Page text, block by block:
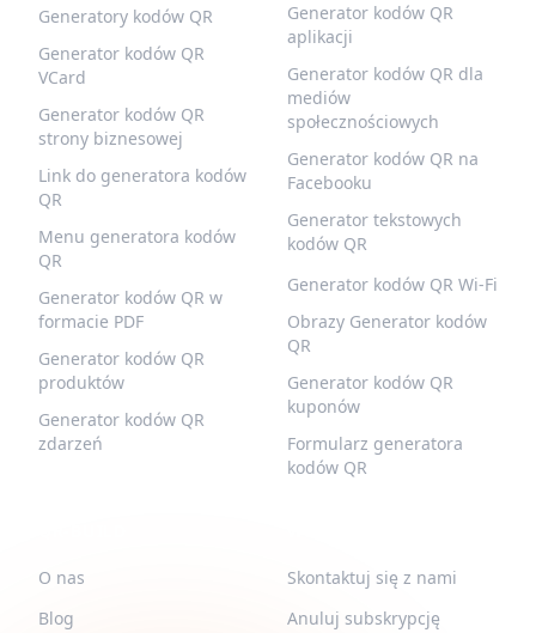
Generatory kodów QR
Generator kodów QR
VCard
Generator kodów QR
strony biznesowej
Link do generatora kodów
QR
Menu generatora kodów
QR
Generator kodów QR w
formacie PDF
Generator kodów QR
produktów
Generator kodów QR
zdarzeń
Generator kodów QR
aplikacji
Generator kodów QR dla
mediów
społecznościowych
Generator kodów QR na
Facebooku
Generator tekstowych
kodów QR
Generator kodów QR Wi-Fi
Obrazy Generator kodów
QR
Generator kodów QR
kuponów
Formularz generatora
kodów QR
O nas
Blog
Skontaktuj się z nami
Anuluj subskrypcję